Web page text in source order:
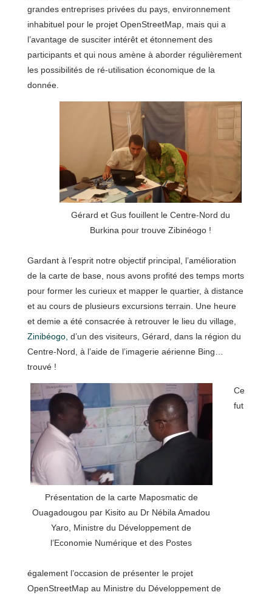
grandes entreprises privées du pays, environnement
inhabituel pour le projet OpenStreetMap, mais qui a
l’avantage de susciter intérêt et étonnement des
participants et qui nous amène à aborder régulièrement
les possibilités de ré-utilisation économique de la
donnée.
Gérard et Gus fouillent le Centre-Nord du
Burkina pour trouve Zibinéogo !
Gardant à l’esprit notre objectif principal, l’amélioration
de la carte de base, nous avons profité des temps morts
pour former les curieux et mapper le quartier, à distance
et au cours de plusieurs excursions terrain. Une heure
et demie a été consacrée à retrouver le lieu du village,
Zinibéogo, d’un des visiteurs, Gérard, dans la région du
Centre-Nord, à l’aide de l’imagerie aérienne Bing…
trouvé !
Présentation de la carte Maposmatic de
Ouagadougou par Kisito au Dr Nébila Amadou
Yaro, Ministre du Développement de
l’Economie Numérique et des Postes
Ce
fut
également l’occasion de présenter le projet
OpenStreetMap au Ministre du Développement de